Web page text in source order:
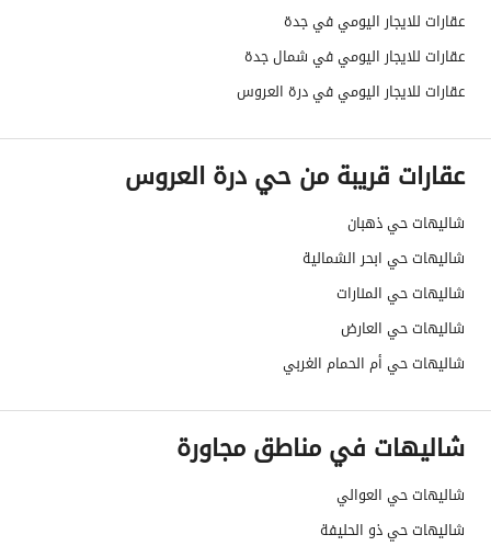
عقارات للايجار اليومي في جدة
عقارات للايجار اليومي في شمال جدة
عقارات للايجار اليومي في درة العروس
عقارات قريبة من حي درة العروس
شاليهات حي ذهبان
شاليهات حي ابحر الشمالية
شاليهات حي المنارات
شاليهات حي العارض
شاليهات حي أم الحمام الغربي
شاليهات في مناطق مجاورة
شاليهات حي العوالي
شاليهات حي ذو الحليفة